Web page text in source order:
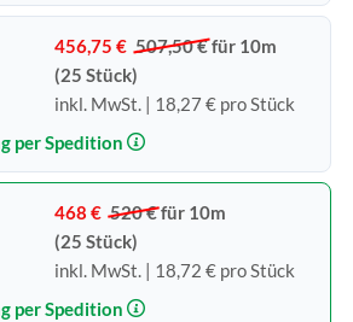
456,75 € 507,50 €für 10m
(25 Stück)
inkl. MwSt. | 18,27 € pro Stück
per Spedition
468 € 520 €für 10m
(25 Stück)
inkl. MwSt. | 18,72 € pro Stück
per Spedition